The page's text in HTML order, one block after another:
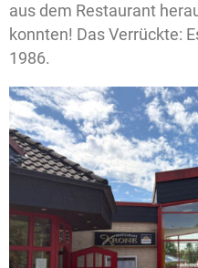
aus dem Restaurant
konnten! Das Verrückte:
1986.